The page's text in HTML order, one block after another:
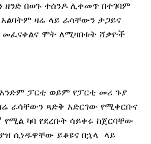
በወጉ ተሰንዶ ሊቀመጥ በተገባም
ዛሬ ላይ ራሳቸውን ታጋይና
መፈናቀልና ሞት ለሚዛበቱት ሸቃዮች
ፓርቲ ወይም የፓርቲ መሪ ጉያ
ራሳቸውን ጻድቅ አድርገው የሚቀርቡና
የሚል ካባ የደረቡት ሳይቀሩ ከጀርባቸው
ሲነዱዋቸው ይቆዩና በኋላ ላይ